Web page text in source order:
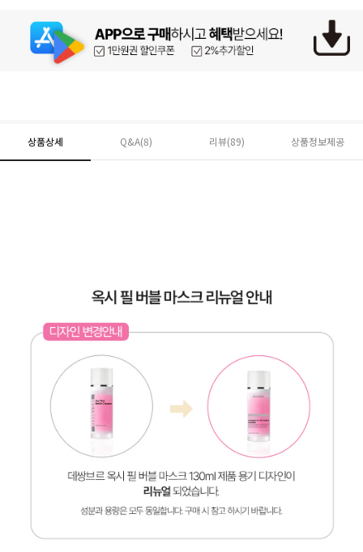
PAYCO 바로구매
상품상세 Q&A(8) 리뷰(89) 상품정보제공